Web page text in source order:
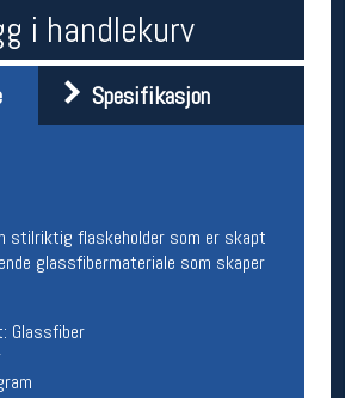
i handlekurv
Spesifikasjon
stilriktig flaskeholder som er skapt
glassfibermateriale som skaper
Glassfiber
00
fredag klokken 10-13)
11-16
Sportslager